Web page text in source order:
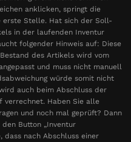
anklicken, springt die
erste Stelle. Hat sich der Soll-
in der laufenden Inventur
folgender Hinweis auf: Diese
des Artikels wird vom
und muss nicht manuell
würde somit nicht
auch beim Abschluss der
verrechnet. Haben Sie alle
und noch mal geprüft? Dann
Button „Inventur
dass nach Abschluss einer